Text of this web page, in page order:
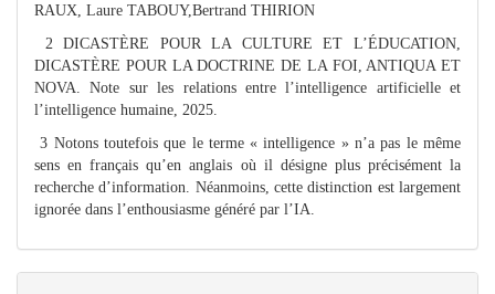
RAUX, Laure TABOUY,Bertrand THIRION
2 DICASTÈRE POUR LA CULTURE ET L’ÉDUCATION,
DICASTÈRE POUR LA DOCTRINE DE LA FOI, ANTIQUA ET
NOVA. Note sur les relations entre l’intelligence artificielle et
l’intelligence humaine, 2025.
3 Notons toutefois que le terme « intelligence » n’a pas le même
sens en français qu’en anglais où il désigne plus précisément la
recherche d’information. Néanmoins, cette distinction est largement
ignorée dans l’enthousiasme généré par l’IA.